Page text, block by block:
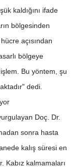
kaldığını ifade
bölgesinden
açısından
bölgeye
Bu yöntem, şu
dedi.
Doç. Dr.
sonra hasta
kalış süresi en
Kabız kalmamaları